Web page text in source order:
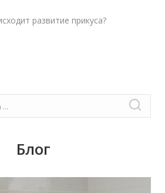
развитие прикуса?
Блог